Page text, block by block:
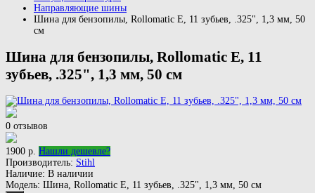
Направляющие шины
Шина для бензопилы, Rollomatic E, 11 зубьев, .325", 1,3 мм, 50
см
Шина для бензопилы, Rollomatic E, 11
зубьев, .325", 1,3 мм, 50 см
0 отзывов
1900 р. Нашли дешевле?
Производитель: Stihl
Наличие: В наличии
Модель: Шина, Rollomatic E, 11 зубьев, .325", 1,3 мм, 50 см